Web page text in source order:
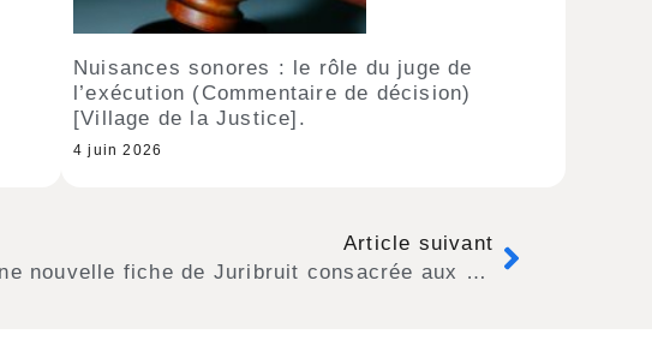
Nuisances sonores : le rôle du juge de
l’exécution (Commentaire de décision)
[Village de la Justice].
4 juin 2026
Article suivant
Publication d’une nouvelle fiche de Juribruit consacrée aux équipements collectifs